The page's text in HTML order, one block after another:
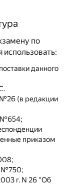
по
данного
(в редакции
№654;
приказом
№750;
г. N 26 "Об